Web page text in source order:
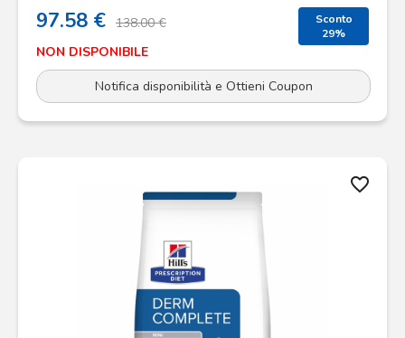
97.58 € 138.00 €
Sconto
29%
NON DISPONIBILE
Notifica disponibilità e Ottieni Coupon
favorite_border